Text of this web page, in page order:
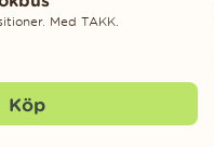
Med TAKK.
Köp